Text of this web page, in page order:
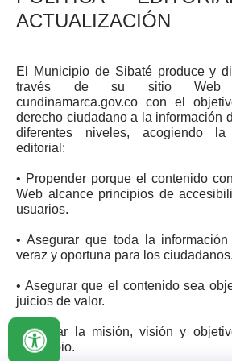
ACTUALIZACIÓN
El Municipio de Sibaté​ produce y
través de su sitio Web
cundinamarca.gov.co con el
derecho ciudadano a la información
diferentes niveles, acogiendo
editorial:
• Propender porque el contenido
Web alcance principios de
usuarios.
• Asegurar que toda la
veraz y oportuna para los ciudadanos.
• Asegurar que el contenido sea
juicios de valor.
• Apoyar la misión, visión y
Municipio.